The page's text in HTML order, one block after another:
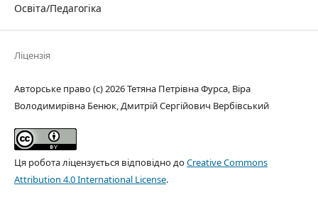
Освіта/Педагогіка
Ліцензія
Авторське право (c) 2026 Тетяна Петрівна Фурса, Віра
Володимирівна Бенюк, Дмитрій Сергійович Вербівський
Ця робота ліцензується відповідно доCreative Commons
Attribution 4.0 International License.